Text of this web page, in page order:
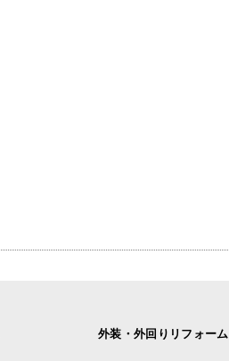
外装・外回りリフォーム